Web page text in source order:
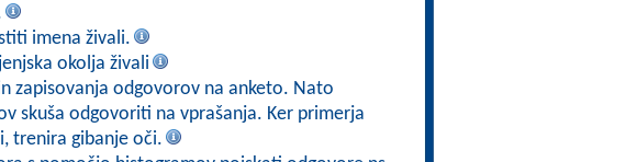
imena živali.
okolja živali
zapisovanja odgovorov na anketo. Nato
skuša odgovoriti na vprašanja. Ker primerja
trenira gibanje oči.